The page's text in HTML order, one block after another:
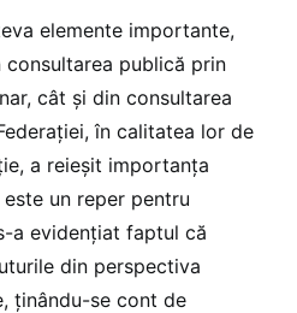
elemente importante,
publică prin
cât și din consultarea
în calitatea lor de
a reieșit importanța
un reper pentru
a evidențiat faptul că
din perspectiva
ținându-se cont de